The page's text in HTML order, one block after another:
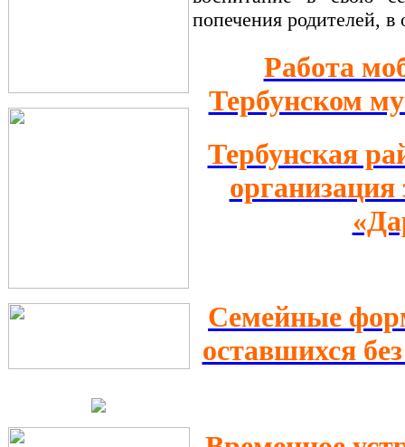
попечения родителей,
Работа
Тербунском
Тербунская
Семейные
оставшихся